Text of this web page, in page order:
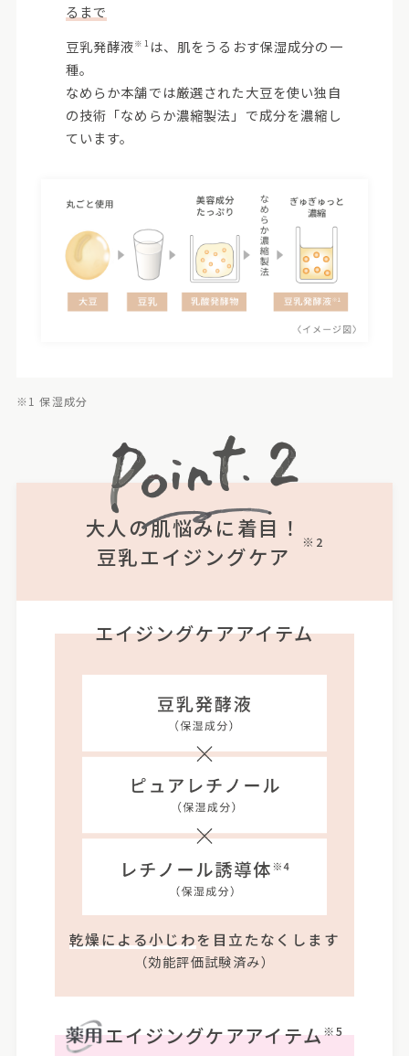
るまで
豆乳発酵液※1 は、肌をうるおす保湿成分の一
種。
なめらか本舗では厳選された大豆を使い独自
の技術「なめらか濃縮製法」で成分を濃縮し
ています。
※1 保湿成分
大人の肌悩みに着目！
豆乳エイジングケア
※2
エイジングケアアイテム
乾燥による小じわを目立たなくします
（効能評価試験済み）
エイジングケアアイテム※5